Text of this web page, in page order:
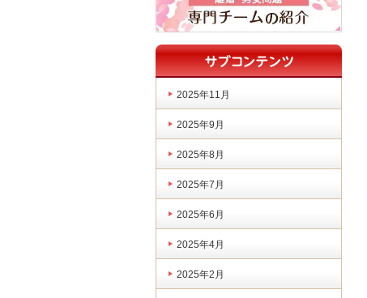
2025年11月
2025年9月
2025年8月
2025年7月
2025年6月
2025年4月
2025年2月